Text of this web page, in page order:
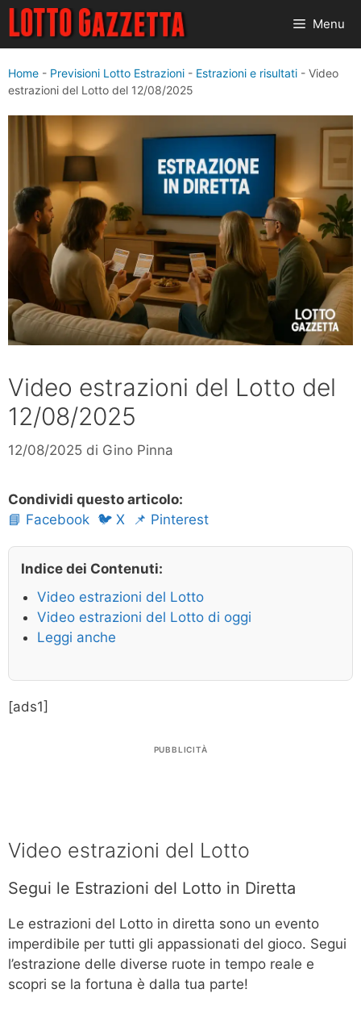
Vai
contenuto
Menu
Home - Previsioni Lotto Estrazioni - Estrazioni e risultati - Video
estrazioni del Lotto del 12/08/2025
Video estrazioni del Lotto del
12/08/2025
12/08/2025 di Gino Pinna
Condividi questo articolo:
📘 Facebook 🐦 X 📌 Pinterest
Indice dei Contenuti:
Video estrazioni del Lotto
Video estrazioni del Lotto di oggi
Leggi anche
[ads1]
PUBBLICITÀ
Video estrazioni del Lotto
Segui le Estrazioni del Lotto in Diretta
Le estrazioni del Lotto in diretta sono un evento
imperdibile per tutti gli appassionati del gioco. Segui
l’estrazione delle diverse ruote in tempo reale e
scopri se la fortuna è dalla tua parte!